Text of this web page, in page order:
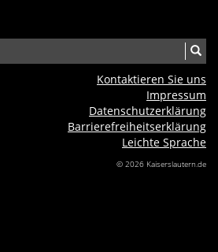
Kontaktieren Sie uns
Impressum
Datenschutzerklärung
Barrierefreiheits­erklärung
Leichte Sprache
© 2026 Kaiserslautern.de